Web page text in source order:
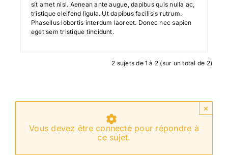
sit amet nisl. Aenean ante augue, dapibus quis nulla ac,
tristique eleifend ligula. Ut dapibus facilisis rutrum.
Phasellus lobortis interdum laoreet. Donec nec sapien
eget sem tristique tincidunt.
2 sujets de 1 à 2 (sur un total de 2)
×
Vous devez être connecté pour répondre à
ce sujet.